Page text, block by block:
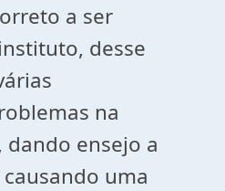
a ser
desse
na
dando ensejo a
uma